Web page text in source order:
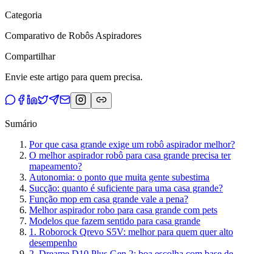
Categoria
Comparativo de Robôs Aspiradores
Compartilhar
Envie este artigo para quem precisa.
Sumário
Por que casa grande exige um robô aspirador melhor?
O melhor aspirador robô para casa grande precisa ter
mapeamento?
Autonomia: o ponto que muita gente subestima
Sucção: quanto é suficiente para uma casa grande?
Função mop em casa grande vale a pena?
Melhor aspirador robo para casa grande com pets
Modelos que fazem sentido para casa grande
1. Roborock Qrevo S5V: melhor para quem quer alto
desempenho